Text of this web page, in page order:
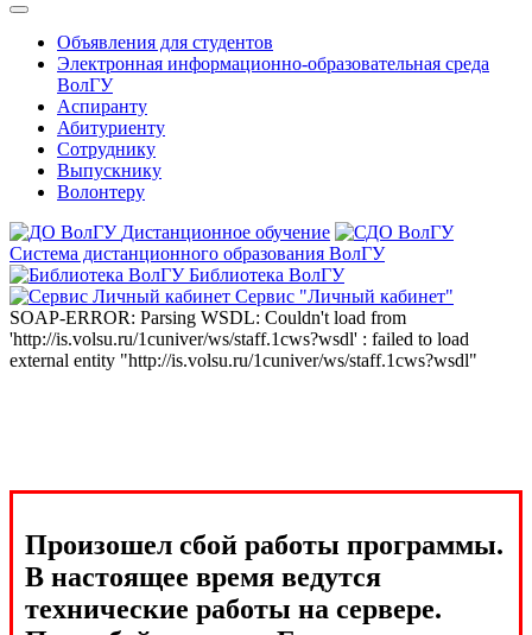
Объявления для студентов
Электронная информационно-образовательная среда
ВолГУ
Аспиранту
Абитуриенту
Сотруднику
Выпускнику
Волонтеру
Дистанционное обучение
Система дистанционного образования ВолГУ
Библиотека ВолГУ
Сервис "Личный кабинет"
SOAP-ERROR: Parsing WSDL: Couldn't load from
'http://is.volsu.ru/1cuniver/ws/staff.1cws?wsdl' : failed to load
external entity "http://is.volsu.ru/1cuniver/ws/staff.1cws?wsdl"
Произошел сбой работы программы.
В настоящее время ведутся
технические работы на сервере.